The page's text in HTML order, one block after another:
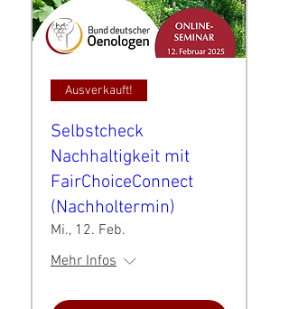
Ausverkauft!
Selbstcheck
Nachhaltigkeit mit
FairChoiceConnect
(Nachholtermin)
Mi., 12. Feb.
Mehr Infos